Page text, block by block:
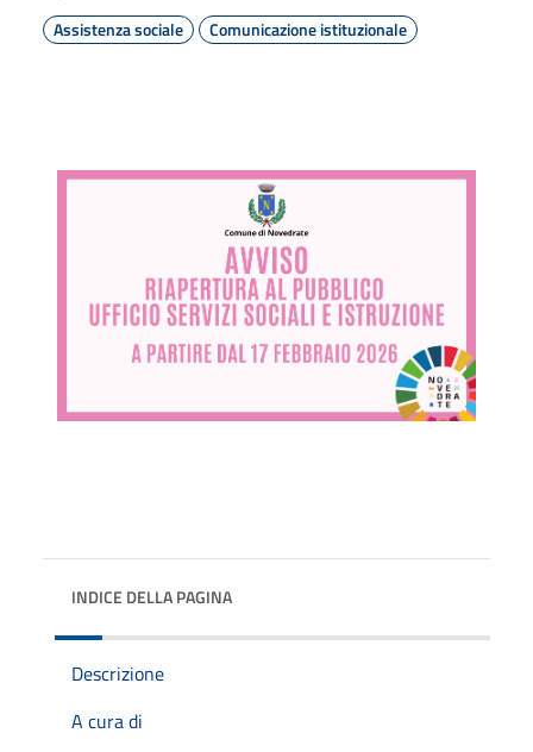
Assistenza sociale
Comunicazione istituzionale
INDICE DELLA PAGINA
Descrizione
A cura di